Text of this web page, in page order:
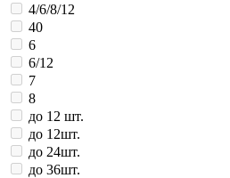
4/6/8/12
40
6
6/12
7
8
до 12 шт.
до 12шт.
до 24шт.
до 36шт.